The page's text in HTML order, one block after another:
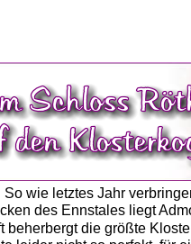
So wie letztes Jahr
des Ennstales liegt
beherbergt die größte